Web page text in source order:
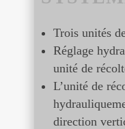
Trois unités
Réglage
unité de
L’unité de
direction